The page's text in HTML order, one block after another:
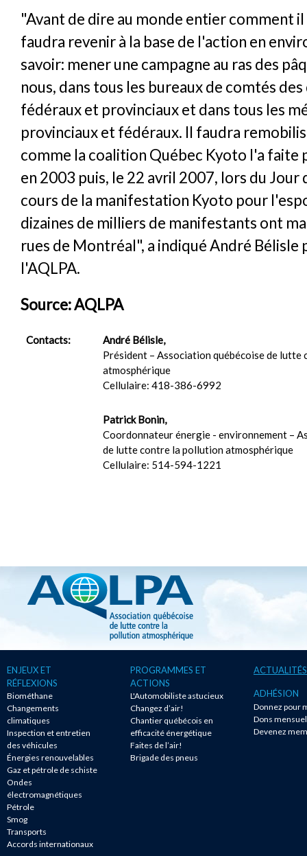
"Avant de dire au monde entier comment
faudra revenir à la base de l'action en
savoir: mener une campagne au ras des
nous, dans tous les bureaux de comtés
fédéraux et provinciaux et dans tous les
provinciaux et fédéraux. Il faudra
comme la coalition Québec Kyoto l'a faite
en 2003 puis, le 22 avril 2007, lors du Jour
cours de la manifestation Kyoto pour
dizaines de milliers de manifestants ont
rues de Montréal", a indiqué André Bélisle
l'AQLPA.
Source: AQLPA
Contacts:
André Bélisle,
Président – Association québécoise de
atmosphérique
Cellulaire: 418-386-6992
Patrick Bonin,
Coordonnateur énergie - environnement –
de lutte contre la pollution atmosphérique
Cellulaire: 514-594-1221
ENJEUX ET
RÉFLEXIONS
Biométhane
Changements
climatiques
Inspection et entretien
des véhicules
Énergies renouvelables
Gaz et pétrole de schiste
Ondes
électromagnétiques
Pétrole
Smog
Transports
Accords internationaux
PROGRAMMES ET
ACTIONS
L'Automobiliste astucieux
Changez d’air!
Chantier québécois en
efficacité énergétique
Faites de l’air!
Brigade des pneus
ACTUALITÉS
ADHÉSION
Donnez pour
Dons
Devenez